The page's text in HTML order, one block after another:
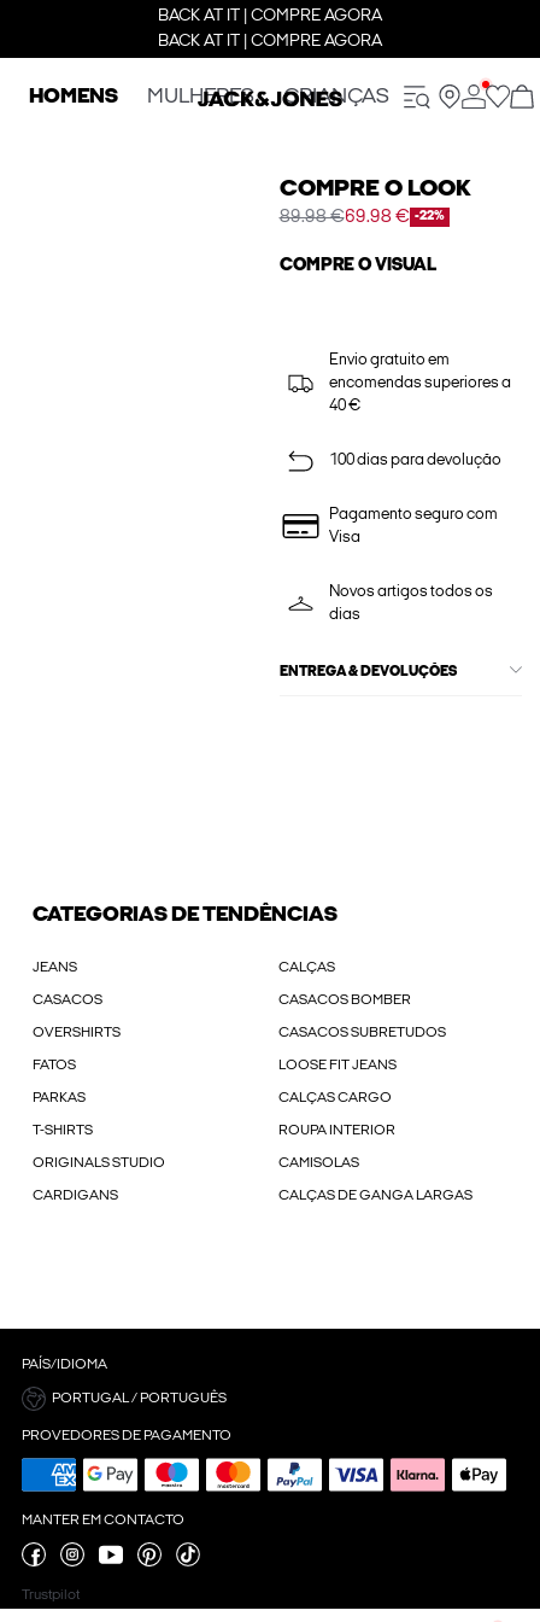
BACK AT IT | COMPRE AGORA
BACK AT IT | COMPRE AGORA
HOMENS MULHERES CRIANÇAS
COMPRE O LOOK
89.98 €69.98 € -22%
COMPRE O VISUAL
Envio gratuito em
encomendas superiores a
40 €
100 dias para devolução
Pagamento seguro com
Visa
Novos artigos todos os
dias
ENTREGA & DEVOLUÇÕES
CATEGORIAS DE TENDÊNCIAS
JEANS CALÇAS
CASACOS CASACOS BOMBER
OVERSHIRTS CASACOS SUBRETUDOS
FATOS LOOSE FIT JEANS
PARKAS CALÇAS CARGO
T-SHIRTS ROUPA INTERIOR
ORIGINALS STUDIO CAMISOLAS
CARDIGANS CALÇAS DE GANGA LARGAS
PAÍS/IDIOMA
PORTUGAL / PORTUGUÊS
PROVEDORES DE PAGAMENTO
MANTER EM CONTACTO
Trustpilot